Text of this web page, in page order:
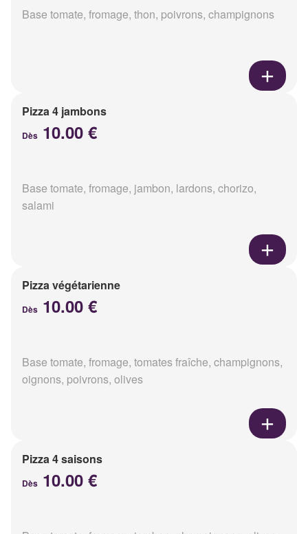
Base tomate, fromage, thon, poivrons, champignons
Pizza 4 jambons
Dès 10.00 €
Base tomate, fromage, jambon, lardons, chorizo,
salami
Pizza végétarienne
Dès 10.00 €
Base tomate, fromage, tomates fraîche, champignons,
oignons, poivrons, olives
Pizza 4 saisons
Dès 10.00 €